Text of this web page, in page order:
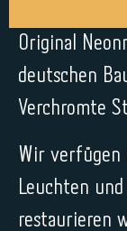
Original
deutschen
Verchromte
Wir verfügen
Leuchten
restaurieren